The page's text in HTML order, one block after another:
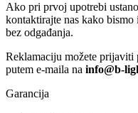
Ako pri prvoj upotrebi
kontaktirajte nas kako
bez odgađanja.
Reklamaciju možete prijaviti
putem e-maila na info@b-
Garancija